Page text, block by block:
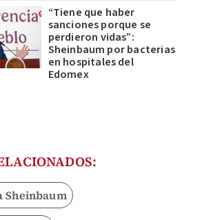
“Tiene que haber
sanciones porque se
perdieron vidas”:
Sheinbaum por bacterias
en hospitales del
Edomex
Sheinbaum